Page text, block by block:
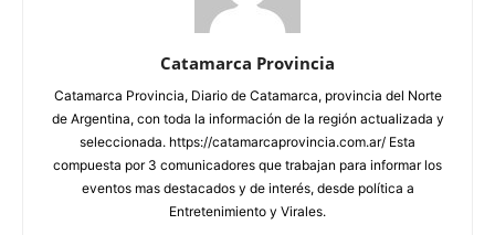
Catamarca Provincia
Catamarca Provincia, Diario de Catamarca, provincia del Norte
de Argentina, con toda la información de la región actualizada y
seleccionada. https://catamarcaprovincia.com.ar/ Esta
compuesta por 3 comunicadores que trabajan para informar los
eventos mas destacados y de interés, desde política a
Entretenimiento y Virales.